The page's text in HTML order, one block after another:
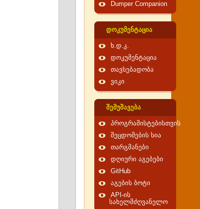
Dumper Companion
დოკუმენტაცია
ხ.დ.კ.
დოკუმენტაცია
თავსებადობა
ვიკი
შემუშავება
პროგრამისტებისთვის
შეცდომების სია
თარგმანები
დღიური აგებები
GitHub
აგების ბოტი
API-ის
სახელმძღვანელო